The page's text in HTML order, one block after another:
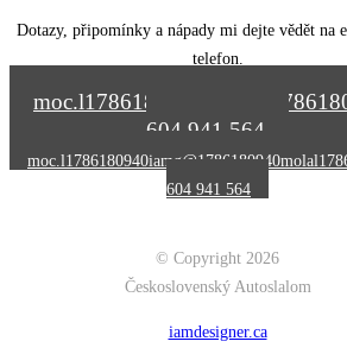
Dotazy, připomínky a nápady mi dejte vědět na
telefon.
moc.l1786180940
604 941 564
moc.l1786180940iamg@1786180940molal
604 941 564
© Copyright 2026
Československý Autoslalom
iamdesigner.ca